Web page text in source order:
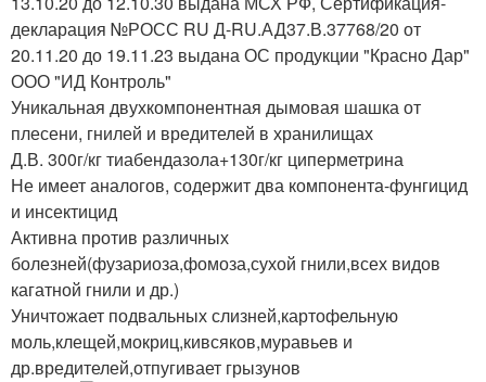
декларация №РОСС RU Д-RU.АД37.В.37768/20 от
20.11.20 до 19.11.23 выдана ОС продукции "Красно Дар"
ООО "ИД Контроль"
Уникальная двухкомпонентная дымовая шашка от
плесени, гнилей и вредителей в хранилищах
Д.В. 300г/кг тиабендазола+130г/кг циперметрина
Не имеет аналогов, содержит два компонента-фунгицид
и инсектицид
Активна против различных
болезней(фузариоза,фомоза,сухой гнили,всех видов
кагатной гнили и др.)
Уничтожает подвальных слизней,картофельную
моль,клещей,мокриц,кивсяков,муравьев и
др.вредителей,отпугивает грызунов